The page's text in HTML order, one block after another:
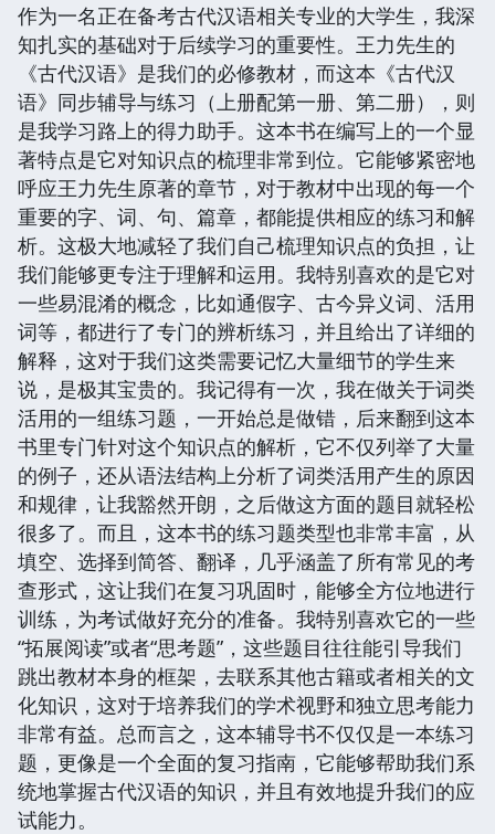
作为一名正在备考古代汉语相关专业的大学生，我深
知扎实的基础对于后续学习的重要性。王力先生的
《古代汉语》是我们的必修教材，而这本《古代汉
语》同步辅导与练习（上册配第一册、第二册），则
是我学习路上的得力助手。这本书在编写上的一个显
著特点是它对知识点的梳理非常到位。它能够紧密地
呼应王力先生原著的章节，对于教材中出现的每一个
重要的字、词、句、篇章，都能提供相应的练习和解
析。这极大地减轻了我们自己梳理知识点的负担，让
我们能够更专注于理解和运用。我特别喜欢的是它对
一些易混淆的概念，比如通假字、古今异义词、活用
词等，都进行了专门的辨析练习，并且给出了详细的
解释，这对于我们这类需要记忆大量细节的学生来
说，是极其宝贵的。我记得有一次，我在做关于词类
活用的一组练习题，一开始总是做错，后来翻到这本
书里专门针对这个知识点的解析，它不仅列举了大量
的例子，还从语法结构上分析了词类活用产生的原因
和规律，让我豁然开朗，之后做这方面的题目就轻松
很多了。而且，这本书的练习题类型也非常丰富，从
填空、选择到简答、翻译，几乎涵盖了所有常见的考
查形式，这让我们在复习巩固时，能够全方位地进行
训练，为考试做好充分的准备。我特别喜欢它的一些
“拓展阅读”或者“思考题”，这些题目往往能引导我们
跳出教材本身的框架，去联系其他古籍或者相关的文
化知识，这对于培养我们的学术视野和独立思考能力
非常有益。总而言之，这本辅导书不仅仅是一本练习
题，更像是一个全面的复习指南，它能够帮助我们系
统地掌握古代汉语的知识，并且有效地提升我们的应
试能力。